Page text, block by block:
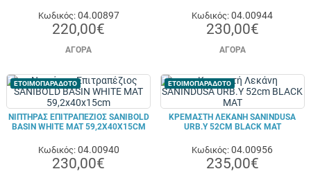
Κωδικός: 04.00897
220,00€
ΑΓΟΡΆ
Κωδικός:04.00944
230,00€
ΑΓΟΡΆ
ΕΤΟΙΜΟΠΑΡΑΔΟΤΟ
ΝΙΠΤΉΡΑΣ ΕΠΙΤΡΑΠΈΖΙΟΣ SANIBOLD
BASIN WHITE MAT 59,2X40X15CM
Κωδικός: 04.00940
230,00€
ΕΤΟΙΜΟΠΑΡΑΔΟΤΟ
ΚΡΕΜΑΣΤΉ ΛΕΚΆΝΗ SANINDUSA
URB.Y 52CM BLACK MAT
Κωδικός:04.00956
235,00€